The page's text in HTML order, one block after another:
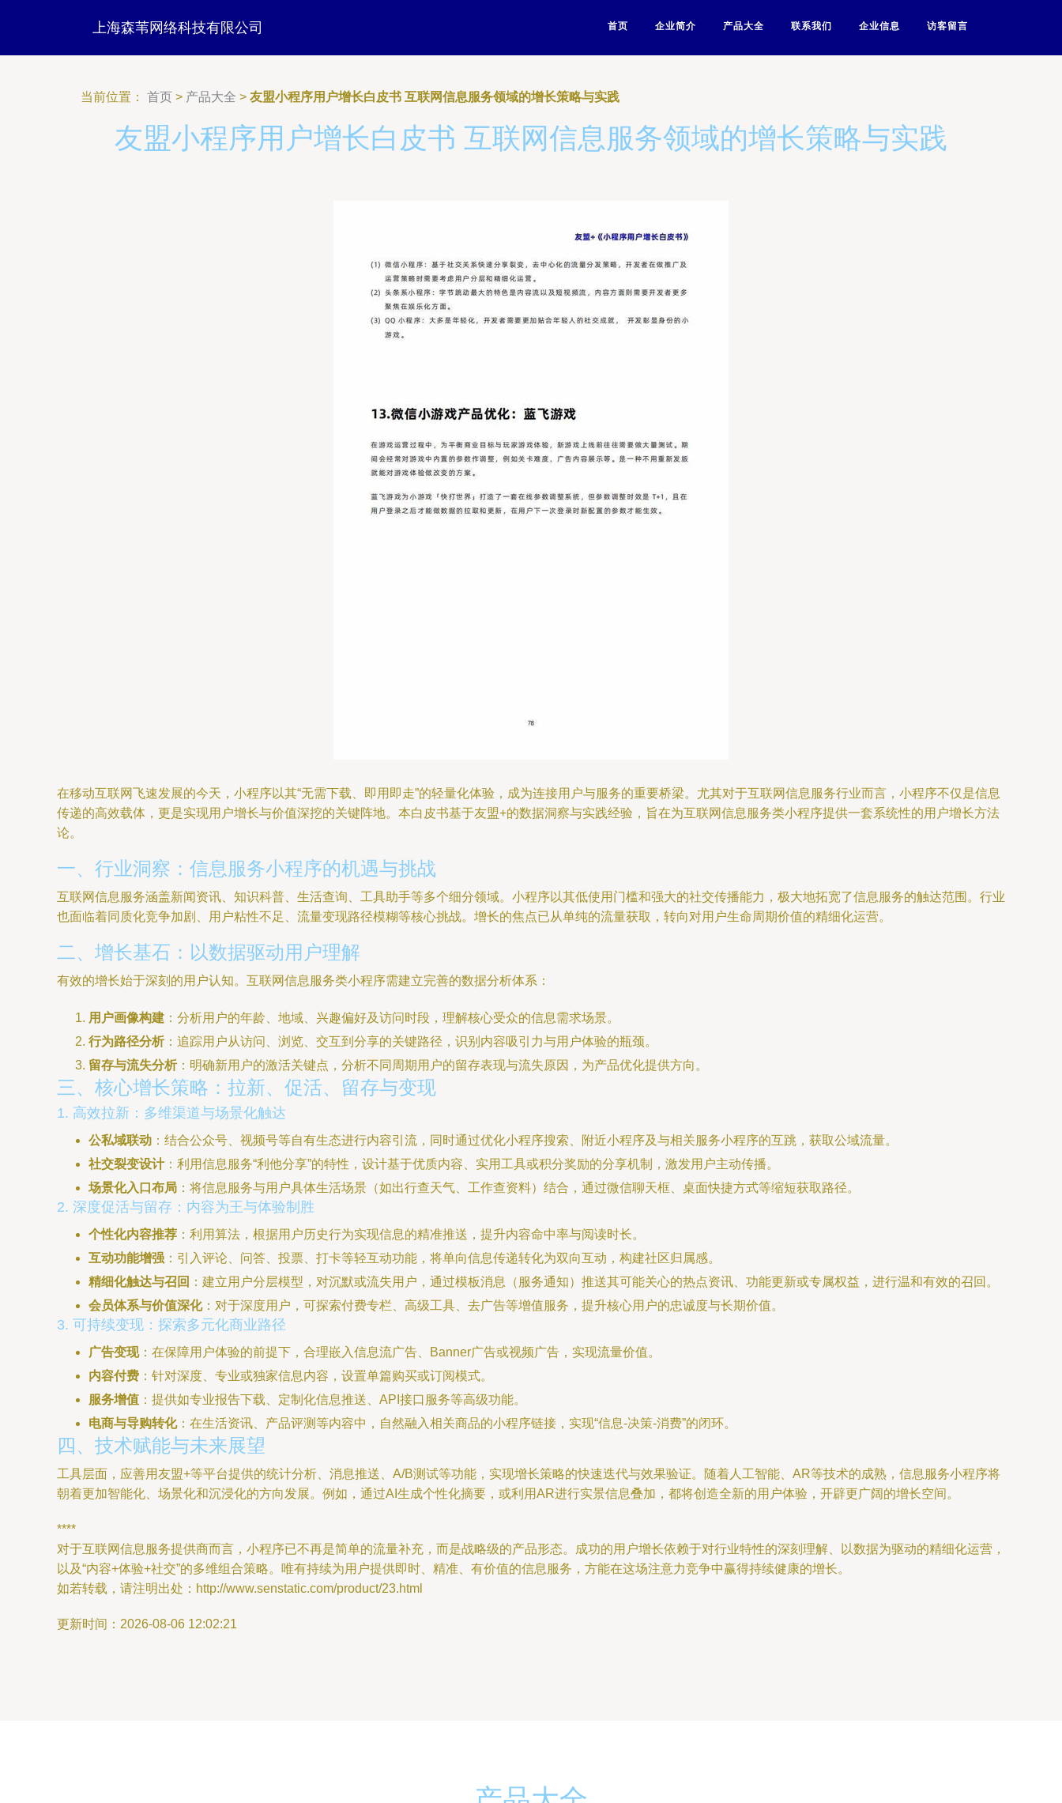
上海森苇网络科技有限公司 首页 企业简介 产品大全 联系我们 企业信息 访客留言
当前位置： 首页 > 产品大全 > 友盟小程序用户增长白皮书 互联网信息服务领域的增长策略与实践
友盟小程序用户增长白皮书 互联网信息服务领域的增长策略与实践
在移动互联网飞速发展的今天，小程序以其“无需下载、即用即走”的轻量化体验，成为连接用户与服务的重要桥梁。尤其对于互联网信息服务行业而言，小程序不仅是信息
传递的高效载体，更是实现用户增长与价值深挖的关键阵地。本白皮书基于友盟+的数据洞察与实践经验，旨在为互联网信息服务类小程序提供一套系统性的用户增长方法
论。
一、行业洞察：信息服务小程序的机遇与挑战
互联网信息服务涵盖新闻资讯、知识科普、生活查询、工具助手等多个细分领域。小程序以其低使用门槛和强大的社交传播能力，极大地拓宽了信息服务的触达范围。行业
也面临着同质化竞争加剧、用户粘性不足、流量变现路径模糊等核心挑战。增长的焦点已从单纯的流量获取，转向对用户生命周期价值的精细化运营。
二、增长基石：以数据驱动用户理解
有效的增长始于深刻的用户认知。互联网信息服务类小程序需建立完善的数据分析体系：
用户画像构建 ：分析用户的年龄、地域、兴趣偏好及访问时段，理解核心受众的信息需求场景。
行为路径分析：追踪用户从访问、浏览、交互到分享的关键路径，识别内容吸引力与用户体验的瓶颈。
留存与流失分析：明确新用户的激活关键点，分析不同周期用户的留存表现与流失原因，为产品优化提供方向。
三、核心增长策略：拉新、促活、留存与变现
1. 高效拉新：多维渠道与场景化触达
公私域联动 ：结合公众号、视频号等自有生态进行内容引流，同时通过优化小程序搜索、附近小程序及与相关服务小程序的互跳，获取公域流量。
社交裂变设计：利用信息服务“利他分享”的特性，设计基于优质内容、实用工具或积分奖励的分享机制，激发用户主动传播。
场景化入口布局 ：将信息服务与用户具体生活场景（如出行查天气、工作查资料）结合，通过微信聊天框、桌面快捷方式等缩短获取路径。
2. 深度促活与留存：内容为王与体验制胜
个性化内容推荐 ：利用算法，根据用户历史行为实现信息的精准推送，提升内容命中率与阅读时长。
互动功能增强 ：引入评论、问答、投票、打卡等轻互动功能，将单向信息传递转化为双向互动，构建社区归属感。
精细化触达与召回 ：建立用户分层模型，对沉默或流失用户，通过模板消息（服务通知）推送其可能关心的热点资讯、功能更新或专属权益，进行温和有效的召回。
会员体系与价值深化：对于深度用户，可探索付费专栏、高级工具、去广告等增值服务，提升核心用户的忠诚度与长期价值。
3. 可持续变现：探索多元化商业路径
广告变现：在保障用户体验的前提下，合理嵌入信息流广告、Banner广告或视频广告，实现流量价值。
内容付费 ：针对深度、专业或独家信息内容，设置单篇购买或订阅模式。
服务增值 ：提供如专业报告下载、定制化信息推送、API接口服务等高级功能。
电商与导购转化：在生活资讯、产品评测等内容中，自然融入相关商品的小程序链接，实现“信息-决策-消费”的闭环。
四、技术赋能与未来展望
工具层面，应善用友盟+等平台提供的统计分析、消息推送、A/B测试等功能，实现增长策略的快速迭代与效果验证。随着人工智能、AR等技术的成熟，信息服务小程序将
朝着更加智能化、场景化和沉浸化的方向发展。例如，通过AI生成个性化摘要，或利用AR进行实景信息叠加，都将创造全新的用户体验，开辟更广阔的增长空间。
****
对于互联网信息服务提供商而言，小程序已不再是简单的流量补充，而是战略级的产品形态。成功的用户增长依赖于对行业特性的深刻理解、以数据为驱动的精细化运营，
以及“内容+体验+社交”的多维组合策略。唯有持续为用户提供即时、精准、有价值的信息服务，方能在这场注意力竞争中赢得持续健康的增长。
如若转载，请注明出处：http://www.senstatic.com/product/23.html
更新时间：2026-08-06 12:02:21